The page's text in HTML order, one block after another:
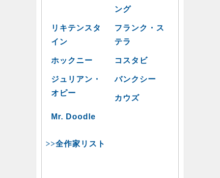
ング
リキテンスタ
イン
フランク・ス
テラ
ホックニー コスタビ
ジュリアン・
オピー
バンクシー
カウズ
Mr. Doodle
>>全作家リスト